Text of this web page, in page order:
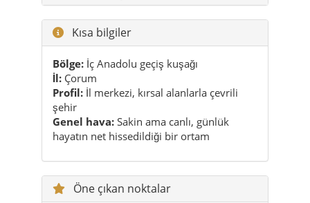
Kısa bilgiler
Bölge: İç Anadolu geçiş kuşağı
İl: Çorum
Profil: İl merkezi, kırsal alanlarla çevrili
şehir
Genel hava: Sakin ama canlı, günlük
hayatın net hissedildiği bir ortam
Öne çıkan noktalar